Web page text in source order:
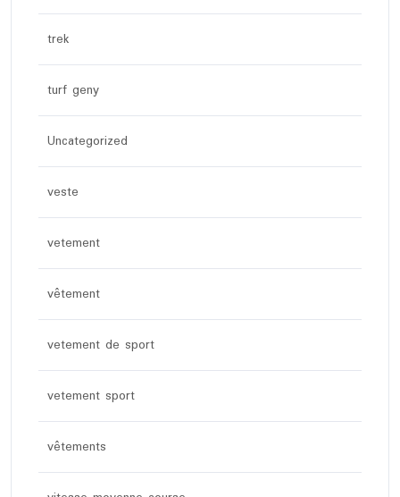
trek
turf geny
Uncategorized
veste
vetement
vêtement
vetement de sport
vetement sport
vêtements